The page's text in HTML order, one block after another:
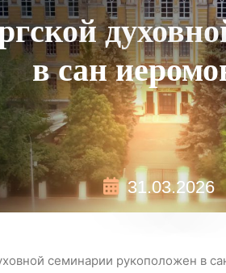
в сан
31.03.2026
семинарии рукоположен в